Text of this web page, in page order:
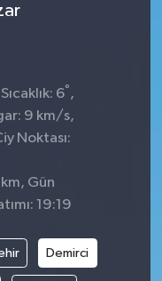
6° ,
9 km/s,
Noktası:
Gün
19:19
Demirci